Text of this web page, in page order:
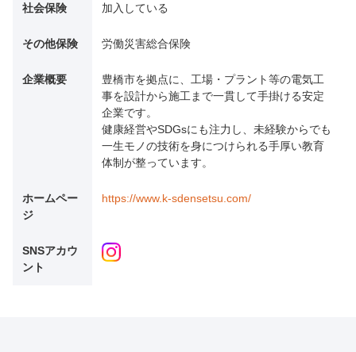
社会保険 加入している
その他保険 労働災害総合保険
企業概要
豊橋市を拠点に、工場・プラント等の電気工
事を設計から施工まで一貫して手掛ける安定
企業です。
健康経営やSDGsにも注力し、未経験からでも
一生モノの技術を身につけられる手厚い教育
体制が整っています。
ホームペー
ジ
https://www.k-sdensetsu.com/
SNSアカウ
ント